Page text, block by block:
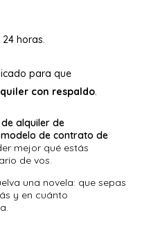
horas.
para que
con respaldo
alquiler de
modelo de contrato de
mejor qué estás
de vos.
una novela: que sepas
y en cuánto